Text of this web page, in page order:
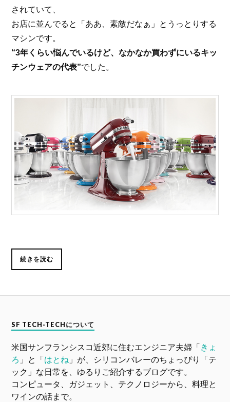
されていて、
お店に並んでると「ああ、素敵だなぁ」とうっとりする
マシンです。
“3年くらい悩んでいるけど、なかなか買わずにいるキッ
チンウェアの代表”でした。
続きを読む
SF TECH-TECHについて
米国サンフランシスコ近郊に住むエンジニア夫婦「きょ
ろ 」と「はとね 」が、シリコンバレーのちょっぴり「テ
ック」な日常を、ゆるりご紹介するブログです。
コンピュータ、ガジェット、テクノロジーから、料理と
ワインの話まで。